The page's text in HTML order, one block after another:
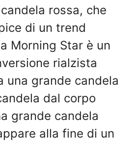
rossa, che
di un trend
Morning Star è un
rialzista
una grande candela
dal corpo
grande candela
alla fine di un